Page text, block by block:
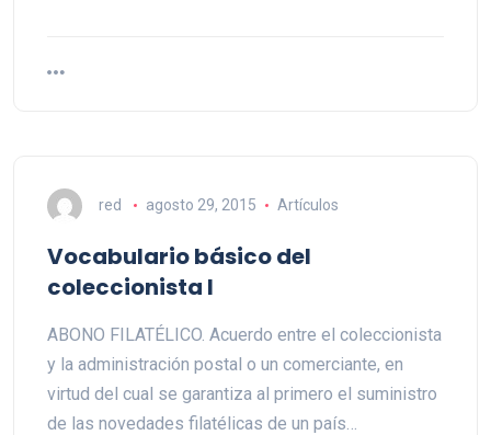
red agosto 29, 2015 Artículos
Vocabulario básico del
coleccionista I
ABONO FILATÉLICO. Acuerdo entre el coleccionista
y la administración postal o un comerciante, en
virtud del cual se garantiza al primero el suministro
de las novedades filatélicas de un país…